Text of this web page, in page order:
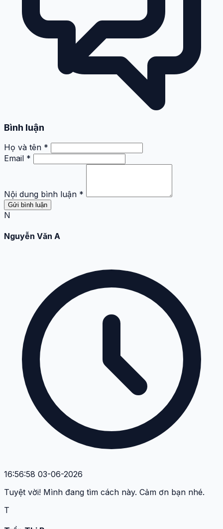
Bình luận
Họ và tên *
Email *
Nội dung bình luận *
Gửi bình luận
N
Nguyễn Văn A
16:56:58 03-06-2026
Tuyệt vời! Mình đang tìm cách này. Cảm ơn bạn nhé.
T